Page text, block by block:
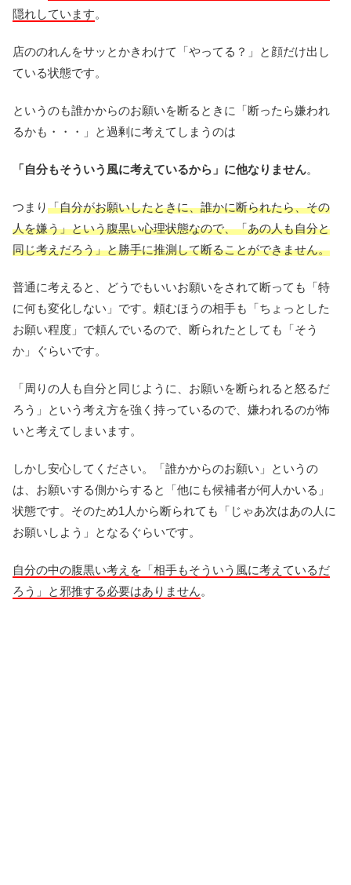
隠れしています。
店ののれんをサッとかきわけて「やってる？」と顔だけ出し
ている状態です。
というのも誰かからのお願いを断るときに「断ったら嫌われ
るかも・・・」と過剰に考えてしまうのは
「自分もそういう風に考えているから」に他なりません。
つまり「自分がお願いしたときに、誰かに断られたら、その
人を嫌う」という腹黒い心理状態なので、「あの人も自分と
同じ考えだろう」と勝手に推測して断ることができません。
普通に考えると、どうでもいいお願いをされて断っても「特
に何も変化しない」です。頼むほうの相手も「ちょっとした
お願い程度」で頼んでいるので、断られたとしても「そう
か」ぐらいです。
「周りの人も自分と同じように、お願いを断られると怒るだ
ろう」という考え方を強く持っているので、嫌われるのが怖
いと考えてしまいます。
しかし安心してください。「誰かからのお願い」というの
は、お願いする側からすると「他にも候補者が何人かいる」
状態です。そのため1人から断られても「じゃあ次はあの人に
お願いしよう」となるぐらいです。
自分の中の腹黒い考えを「相手もそういう風に考えているだ
ろう」と邪推する必要はありません。